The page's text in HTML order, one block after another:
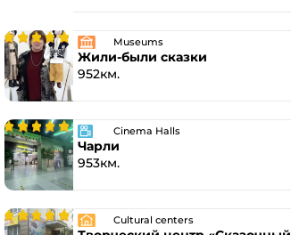
Museums
Жили-были сказки
952км.
Cinema Halls
Чарли
953км.
Cultural centers